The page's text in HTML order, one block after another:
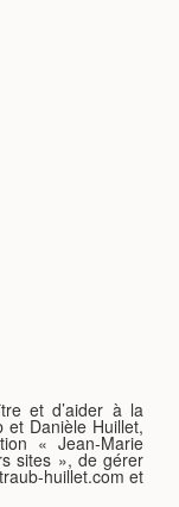
et d’aider à la
et Danièle Huillet,
« Jean-Marie
sites », de gérer
huillet.com et